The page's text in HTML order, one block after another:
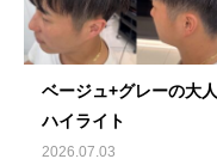
ベージュ+グレーの大人
ハイライト
2026.07.03